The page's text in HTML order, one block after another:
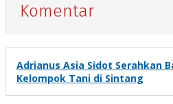
Komentar
Adrianus Asia Sidot Serahkan
Kelompok Tani di Sintang